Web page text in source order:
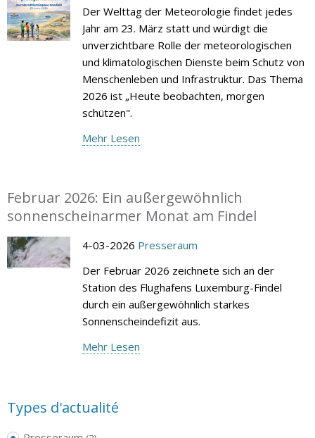
Der Welttag der Meteorologie findet jedes
Jahr am 23. März statt und würdigt die
unverzichtbare Rolle der meteorologischen
und klimatologischen Dienste beim Schutz von
Menschenleben und Infrastruktur. Das Thema
2026 ist „Heute beobachten, morgen
schützen".
Mehr Lesen
Februar 2026: Ein außergewöhnlich
sonnenscheinarmer Monat am Findel
4-03-2026 Presseraum
Der Februar 2026 zeichnete sich an der
Station des Flughafens Luxemburg-Findel
durch ein außergewöhnlich starkes
Sonnenscheindefizit aus.
Mehr Lesen
Types d'actualité